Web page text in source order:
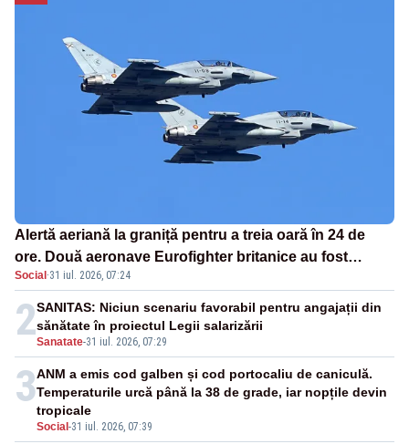
Alertă aeriană la graniță pentru a treia oară în 24 de
ore. Două aeronave Eurofighter britanice au fost
ridicate de la sol
Social ·31 iul. 2026, 07:24
2Sanatate-31 iul. 2026, 07:29
SANITAS: Niciun scenariu favorabil pentru angajații din
sănătate în proiectul Legii salarizării
3
Social -31 iul. 2026, 07:39
ANM a emis cod galben și cod portocaliu de caniculă.
Temperaturile urcă până la 38 de grade, iar nopțile devin
tropicale